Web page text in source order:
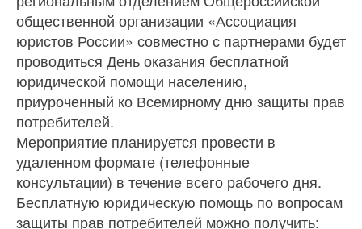
общественной организации «Ассоциация
юристов России» совместно с партнерами будет
проводиться День оказания бесплатной
юридической помощи населению,
приуроченный ко Всемирному дню защиты прав
потребителей.
Мероприятие планируется провести в
удаленном формате (телефонные
консультации) в течение всего рабочего дня.
Бесплатную юридическую помощь по вопросам
защиты прав потребителей можно получить: